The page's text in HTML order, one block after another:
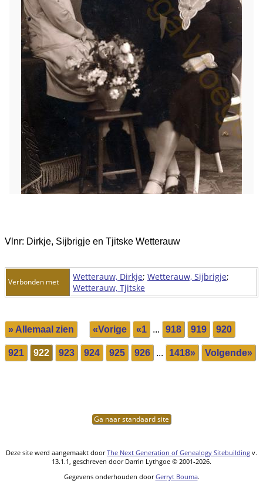
Vlnr: Dirkje, Sijbrigje en Tjitske Wetterauw
Verbonden met Wetterauw, Dirkje; Wetterauw, Sijbrigje;
Wetterauw, Tjitske
» Allemaal zien «Vorige «1 ... 918 919 920
921 922 923 924 925 926 ... 1418» Volgende»
Ga naar standaard site
Deze site werd aangemaakt doorThe Next Generation of Genealogy Sitebuilding v.
13.1.1, geschreven door Darrin Lythgoe © 2001-2026.
Gegevens onderhouden doorGerryt Bouma.